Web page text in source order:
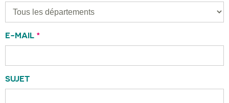
E-MAIL *
SUJET